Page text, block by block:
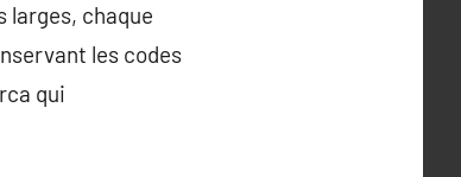
larges, chaque
les codes
qui